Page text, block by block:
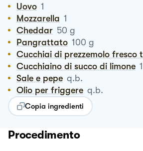
Uovo 1
Mozzarella 1
Cheddar 50 g
Pangrattato 100 g
cucchiai di prezzemolo
cucchiaino di succo di limone 1
Sale e pepe q.b.
Olio per friggere q.b.
Copia ingredienti
Procedimento